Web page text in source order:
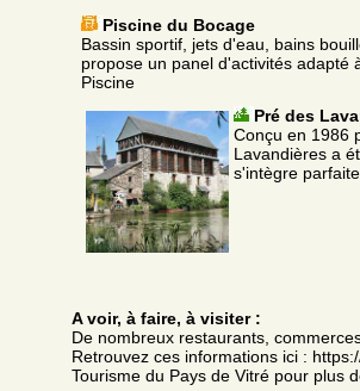
Piscine du Bocage
Bassin sportif, jets d'eau, bains
propose un panel d'activités adapté
Piscine
Pré des
Conçu en 1986
Lavandières a
s'intègre
A voir, à faire, à visiter :
De nombreux restaurants,
Retrouvez ces informations ici :
Tourisme du Pays de Vitré pour plus